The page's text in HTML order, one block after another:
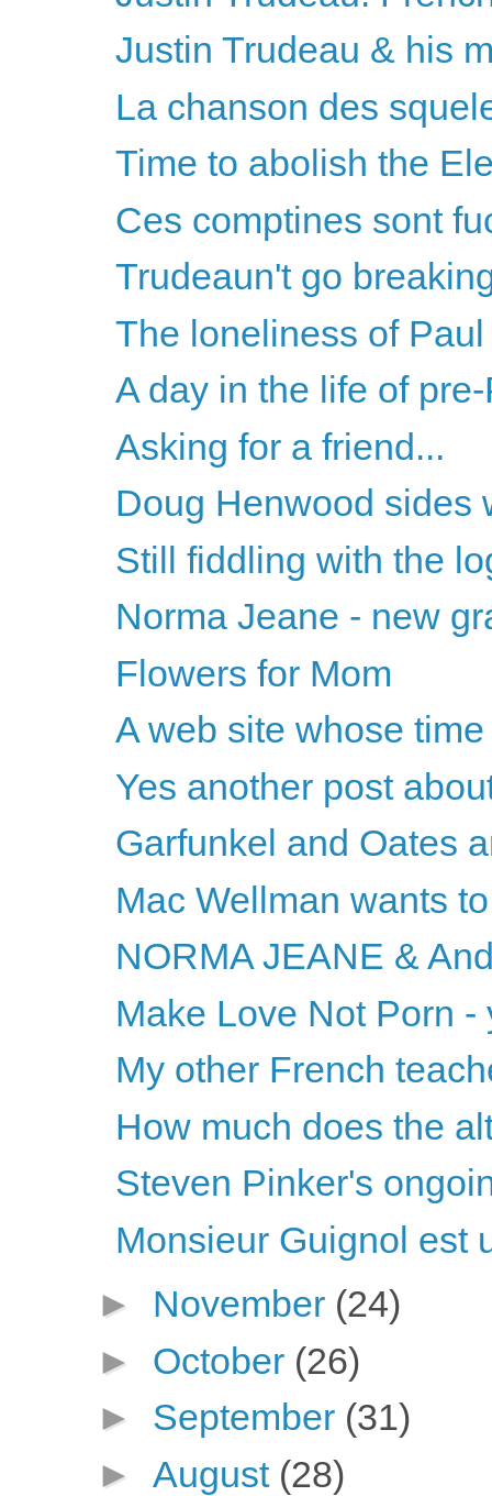
Justin Trudeau & his
La chanson des
Time to abolish the
Ces comptines sont
Trudeaun't go
The loneliness of
A day in the life of
Asking for a friend...
Doug Henwood sides
Still fiddling with the
Norma Jeane - new
Flowers for Mom
A web site whose
Yes another post
Garfunkel and Oates
Mac Wellman wants
NORMA JEANE &
Make Love Not Porn
My other French
How much does the
Steven Pinker's
Monsieur Guignol est
► November (24)
► October (26)
► September (31)
► August (28)